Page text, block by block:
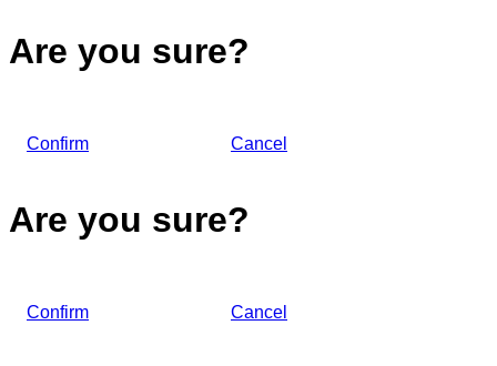
Are you sure?
Confirm Cancel
Are you sure?
Confirm Cancel